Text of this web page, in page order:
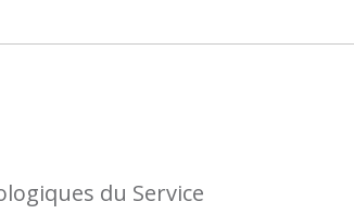
du Service